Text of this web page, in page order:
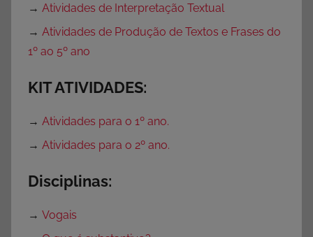
→ Atividades de Interpretação Textual
→ Atividades de Produção de Textos e Frases do
1º ao 5º ano
KIT ATIVIDADES:
→ Atividades para o 1º ano.
→ Atividades para o 2º ano.
Disciplinas:
→ Vogais